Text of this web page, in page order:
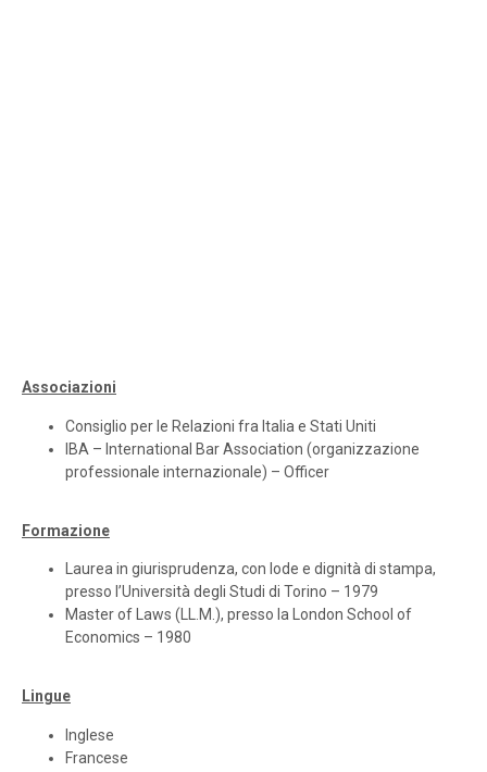
Associazioni
Consiglio per le Relazioni fra Italia e Stati Uniti
IBA – International Bar Association (organizzazione
professionale internazionale) – Officer
Formazione
Laurea in giurisprudenza, con lode e dignità di stampa,
presso l’Università degli Studi di Torino – 1979
Master of Laws (LL.M.), presso la London School of
Economics – 1980
Lingue
Inglese
Francese